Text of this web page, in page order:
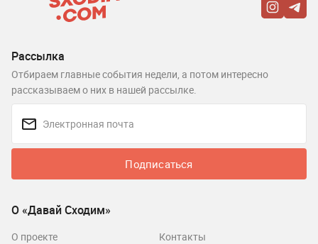
Рассылка
Отбираем главные события недели, а потом интересно
рассказываем о них в нашей рассылке.
Подписаться
О «Давай Сходим»
О проекте Контакты